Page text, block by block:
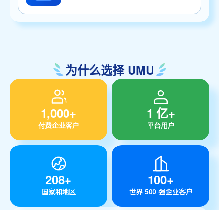
为什么选择 UMU
1,000+
付费企业客户
1 亿+
平台用户
208+
国家和地区
100+
世界 500 强企业客户